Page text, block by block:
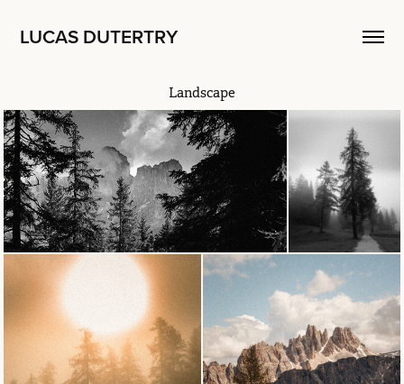
LUCAS DUTERTRY
Landscape